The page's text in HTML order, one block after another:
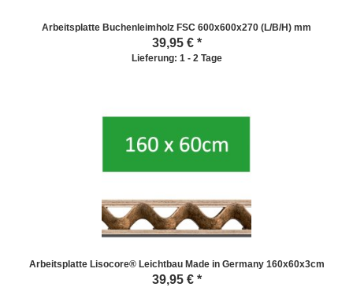
Arbeitsplatte Buchenleimholz FSC 600x600x270 (L/B/H) mm
39,95€ *
Lieferung: 1 - 2 Tage
Arbeitsplatte Lisocore® Leichtbau Made in Germany 160x60x3cm
39,95€ *